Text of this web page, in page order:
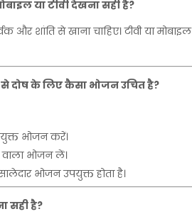
याटीवीदेखनासहीहै?
और शांति से खाना चाहिए। टीवी या मोबाइल
सेदोषकेलिएकैसा भोजनउचितहै?
भोजन करें।
वाला भोजन लें।
भोजन उपयुक्त होता है।
सहीहै?